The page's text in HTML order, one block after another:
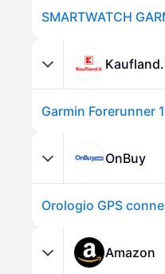
SMARTWATCH
OnBuy
Amazon